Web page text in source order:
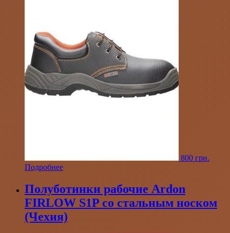
800 грн.
Подробнее
Полуботинки рабочие Ardon
FIRLOW S1P со стальным носком
(Чехия)